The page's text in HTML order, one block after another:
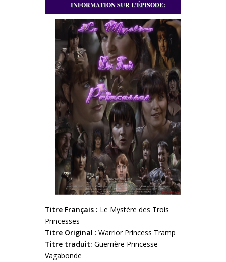
INFORMATION SUR L’ÉPISODE:
Titre Français : Le Mystère des Trois
Princesses
Titre Original : Warrior Princess Tramp
Titre traduit: Guerrière Princesse
Vagabonde